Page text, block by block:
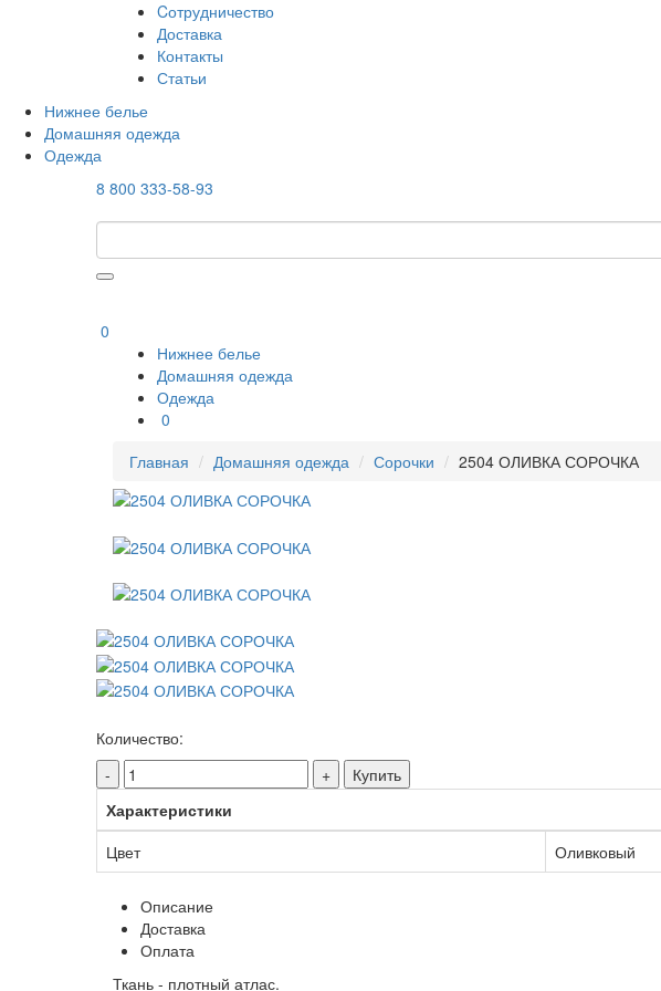
Cотрудничество
Доставка
Контакты
Статьи
Нижнее белье
Домашняя одежда
Одежда
8 800 333-58-93
0
Нижнее белье
Домашняя одежда
Одежда
0
Главная
Домашняя одежда Сорочки 2504 ОЛИВКА СОРОЧКА
Количество:
-
+
Купить
Характеристики
Цвет
Оливковый
Описание
Доставка
Оплата
Ткань - плотный атлас.